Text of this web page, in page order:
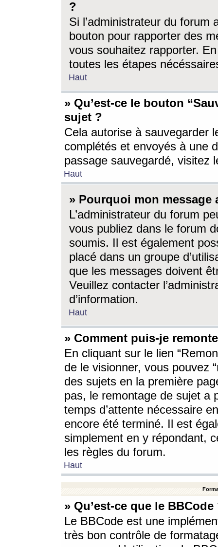
?
Si l’administrateur du forum
bouton pour rapporter des
vous souhaitez rapporter.
toutes les étapes
Haut
» Qu’est-ce le bouton
sujet ?
Cela autorise à sauvegarder
complétés et envoyés à une
passage sauvegardé, visitez
Haut
» Pourquoi mon message
L’administrateur du forum
vous publiez dans le forum
soumis. Il est également
placé dans un groupe
que les messages doivent
Veuillez contacter
d’information.
Haut
» Comment puis-je
En cliquant sur le lien
de le visionner, vous pouvez
des sujets en la première
pas, le remontage de sujet a
temps d’attente nécessaire
encore été terminé. Il est
simplement en y répondant,
les règles du forum.
Haut
» Qu’est-ce que le BBCode
Le BBCode est une
très bon contrôle de